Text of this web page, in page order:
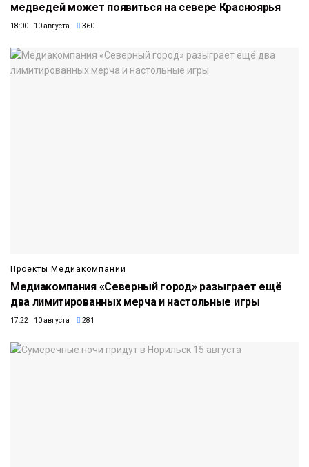
медведей может появиться на севере Красноярья
18:00 10 августа 360
Проекты Медиакомпании
Медиакомпания «Северный город» разыграет ещё
два лимитированных мерча и настольные игры
17:22 10 августа 281